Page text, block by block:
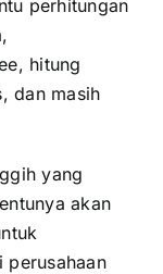
perhitungan
hitung
dan masih
yang
akan
perusahaan